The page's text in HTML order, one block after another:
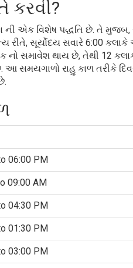
કરવી?
ની એક વિશેષ પદ્ધતિ છે. તે
રીતે, સૂર્યોદય સવારે 6:00
સમાવેશ થાય છે, તેથી 12
સમયગાળો રાહુ કાળ તરીકે
06:00 PM
09:00 AM
04:30 PM
01:30 PM
03:00 PM